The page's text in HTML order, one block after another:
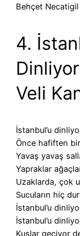
Behçet Necatigil
4.
Veli
İstanbul’u
Önce hafiften
Yavaş yavaş
Yapraklar
Uzaklarda, çok
Sucuların hiç
İstanbul’u
İstanbul’u
Kuşlar geçiyor